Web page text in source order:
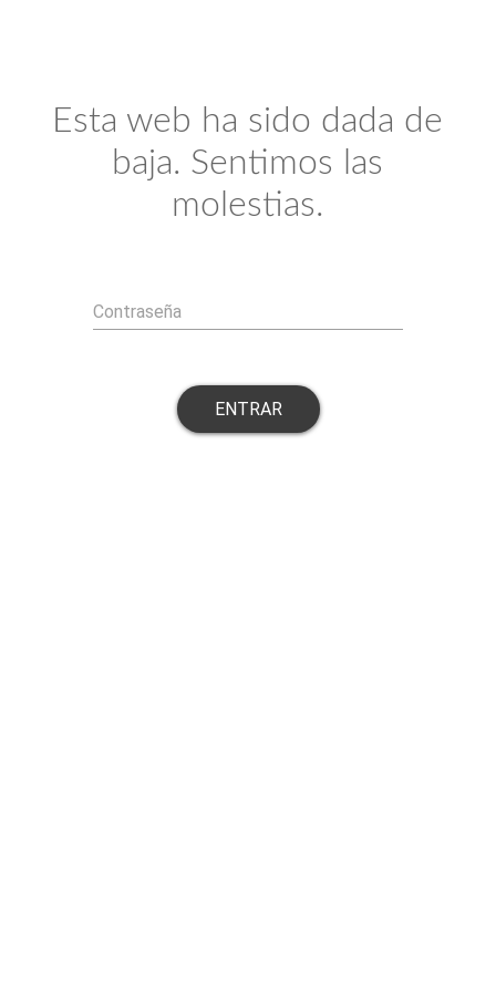
Esta web ha sido dada de
baja. Sentimos las
molestias.
Contraseña
ENTRAR